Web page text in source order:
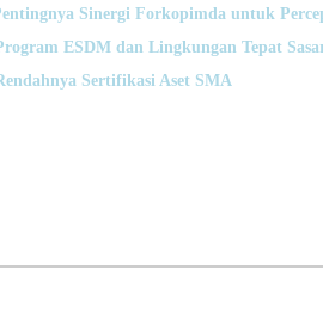
Sinergi Forkopimda untuk
ESDM dan Lingkungan Tepat
Sertifikasi Aset SMA